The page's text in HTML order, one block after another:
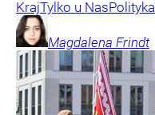
KrajTylko u NasPolityka
Magdalena Frindt